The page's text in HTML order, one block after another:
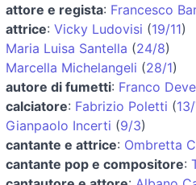
attore e regista: Francesco
attrice: Vicky Ludovisi (19/11)
Maria Luisa Santella (24/8)
Marcella Michelangeli (28/1)
autore di fumetti: Franco
calciatore: Fabrizio Poletti (
Gianpaolo Incerti (9/3)
cantante e attrice: Ombretta
cantante pop e compositore: